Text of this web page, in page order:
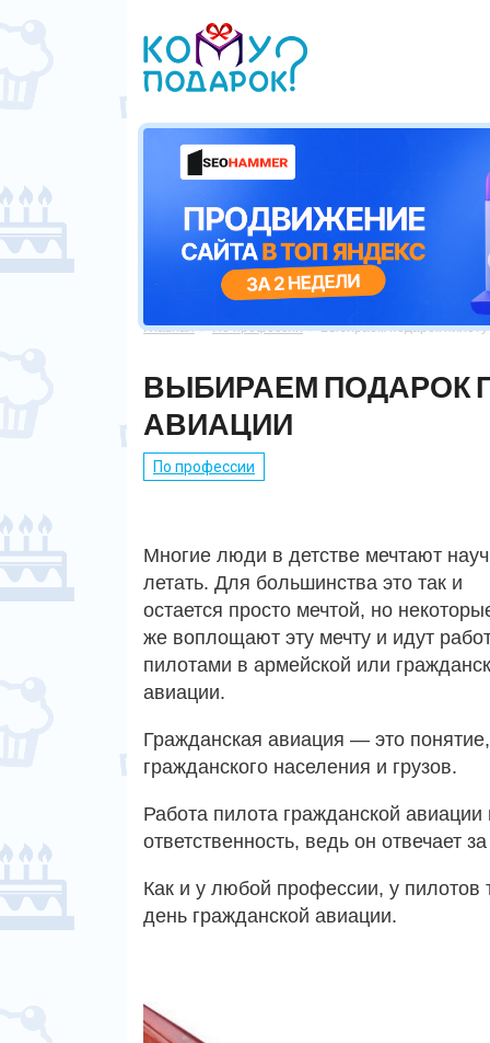
Главная  По профессии  Выбираем подарок пилоту
ВЫБИРАЕМ ПОДАРОК
АВИАЦИИ
По профессии
Многие люди в детстве мечтают
летать. Для большинства это так и
остается просто мечтой, но
же воплощают эту мечту и идут
пилотами в армейской или
авиации.
Гражданская авиация — это
гражданского населения и грузов.
Работа пилота гражданской
ответственность, ведь он отвечает
Как и у любой профессии, у
день гражданской авиации.